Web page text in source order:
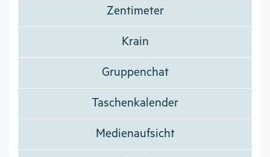
Zentimeter
Krain
Gruppenchat
Taschenkalender
Medienaufsicht